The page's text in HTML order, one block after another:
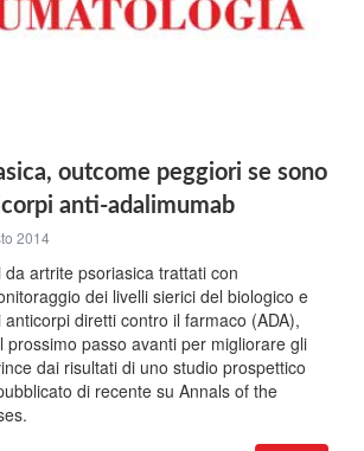
outcome peggiori se sono
anti-adalimumab
2014
da artrite psoriasica trattati con
dei livelli sierici del biologico e
diretti contro il farmaco (ADA),
prossimo passo avanti per migliorare gli
dai risultati di uno studio prospettico
di recente su Annals of the